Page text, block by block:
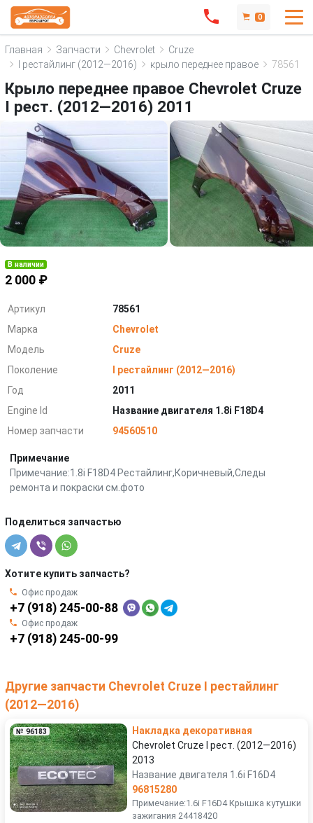
0
Главная Запчасти Chevrolet
Cruze
I рестайлинг (2012—2016)
крыло переднее правое 78561
Крыло переднее правое Chevrolet Cruze
I рест. (2012—2016) 2011
В наличии
2 000 ₽
Артикул
78561
Марка
Chevrolet
Модель
Cruze
Поколение
I рестайлинг (2012—2016)
Год
2011
Engine Id
Название двигателя 1.8i F18D4
Номер запчасти
94560510
Примечание
Примечание:1.8i F18D4 Рестайлинг,Коричневый,Следы
ремонта и покраски см.фото
Поделиться запчастью
Хотите купить запчасть?
Офис продаж
+7 (918) 245-00-88
Офис продаж
+7 (918) 245-00-99
Другие запчасти Chevrolet Cruze I рестайлинг
(2012—2016)
№ 96183
Накладка декоративная
Chevrolet Cruze I рест. (2012—2016)
2013
Название двигателя 1.6i F16D4
96815280
Примечание:1.6i F16D4 Крышка кутушки
зажигания 24418420